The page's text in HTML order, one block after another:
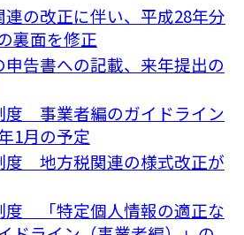
の改正に伴い、平成28年分
裏面を修正
告書への記載、来年提出の
度 事業者編のガイドライン
1月の予定
度 地方税関連の様式改正が
度 「特定個人情報の適正な